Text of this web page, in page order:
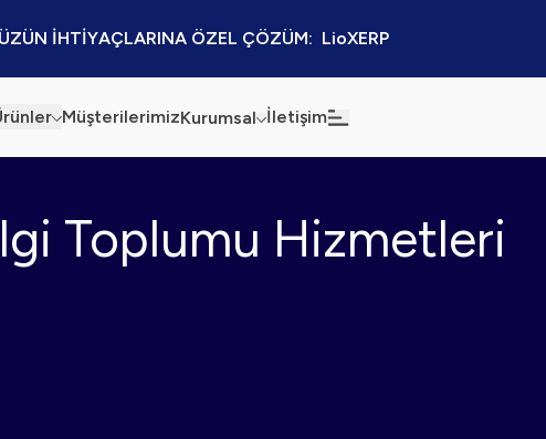
İHTİYAÇLARINA ÖZEL ÇÖZÜM:  LioXERP
MüşterilerimizKurumsal
Sürdürülebilirlik
İletişim
Kaynaklar
Toplumu Hizmetleri